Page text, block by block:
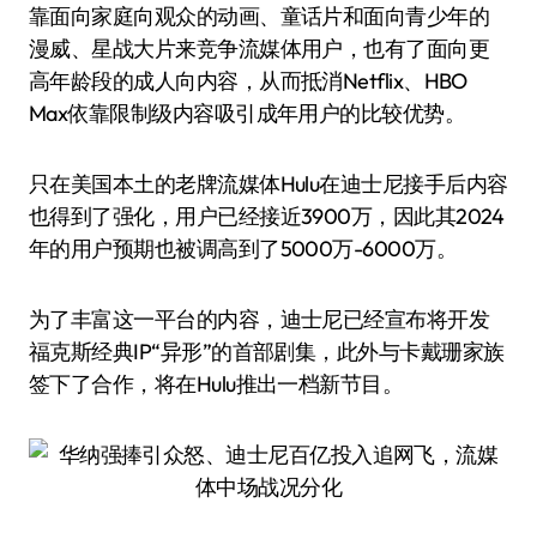
靠面向家庭向观众的动画、童话片和面向青少年的
漫威、星战大片来竞争流媒体用户，也有了面向更
高年龄段的成人向内容，从而抵消Netflix、HBO
Max依靠限制级内容吸引成年用户的比较优势。
只在美国本土的老牌流媒体Hulu在迪士尼接手后内容
也得到了强化，用户已经接近3900万，因此其2024
年的用户预期也被调高到了5000万-6000万。
为了丰富这一平台的内容，迪士尼已经宣布将开发
福克斯经典IP“异形”的首部剧集，此外与卡戴珊家族
签下了合作，将在Hulu推出一档新节目。